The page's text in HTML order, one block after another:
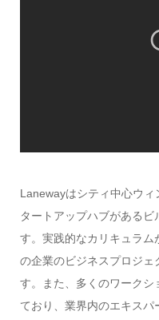
Lanewayはシティ中心ウ
タートアップハブがある
す。実践的なカリキュラ
の企業のビジネスプロジェ
す。また、多くのワーク
ており、業界内のエキス